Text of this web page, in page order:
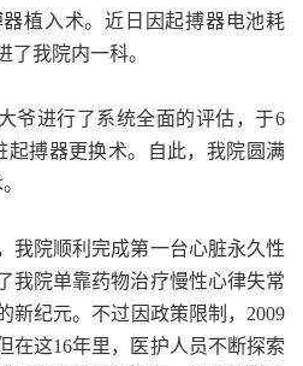
植入术。近日因起搏器电池耗
了我院内一科。
爷进行了系统全面的评估，于6
起搏器更换术。自此，我院圆满
我院顺利完成第一台心脏永久性
我院单靠药物治疗慢性心律失常
新纪元。不过因政策限制，2009
在这16年里，医护人员不断探索